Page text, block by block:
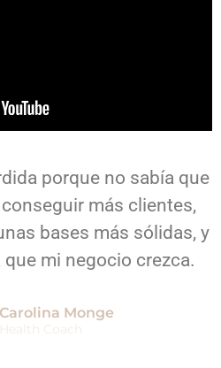
porque no sabía que
más clientes,
bases más sólidas, y
mi negocio crezca.
Carolina Monge
Health Coach